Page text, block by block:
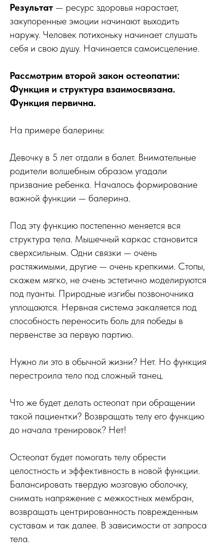
Результат — ресурс здоровья нарастает,
закупоренные эмоции начинают выходить
наружу. Человек потихоньку начинает слушать
себя и свою душу. Начинается самоисцеление.
Рассмотрим второй закон остеопатии:
Функция и структура взаимосвязана.
Функция первична.
На примере балерины:
Девочку в 5 лет отдали в балет. Внимательные
родители волшебным образом угадали
призвание ребенка. Началось формирование
важной функции — балерина.
Под эту функцию постепенно меняется вся
структура тела. Мышечный каркас становится
сверхсильным. Одни связки — очень
растяжимыми, другие — очень крепкими. Стопы,
скажем мягко, не очень эстетично моделируются
под пуанты. Природные изгибы позвоночника
уплощаются. Нервная система закаляется под
способность переносить боль для победы в
первенстве за первую партию.
Нужно ли это в обычной жизни? Нет. Но функция
перестроила тело под сложный танец.
Что же будет делать остеопат при обращении
такой пациентки? Возвращать телу его функцию
до начала тренировок? Нет!
Остеопат будет помогать телу обрести
целостность и эффективность в новой функции.
Балансировать твердую мозговую оболочку,
снимать напряжение с межкостных мембран,
возвращать центрированность поврежденным
суставам и так далее. В зависимости от запроса
тела.